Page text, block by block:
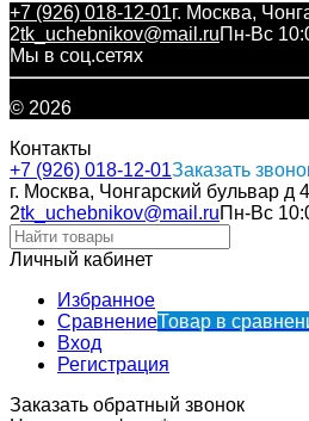
+7 (926) 018-12-01г. Москва,
2tk_uchebnikov@mail.ruПн-Вс
Мы в соц.сетях
© 2026
Контакты
+7 (926) 018-12-01Заказать
г. Москва, Чонгарский бульвар д
2tk_uchebnikov@mail.ruПн-Вс
Личный кабинет
Избранное
СравнениеТовар в
Вход
Регистрация
Заказать обратный звонок